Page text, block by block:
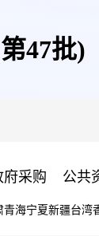
47批)
府采购 公共
青海宁夏新疆台湾